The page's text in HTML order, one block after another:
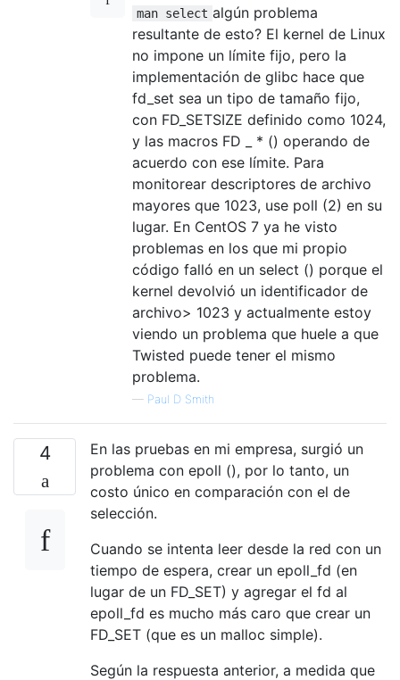
man select algún problema
resultante de esto? El kernel de Linux
no impone un límite fijo, pero la
implementación de glibc hace que
fd_set sea un tipo de tamaño fijo,
con FD_SETSIZE definido como 1024,
y las macros FD _ * () operando de
acuerdo con ese límite. Para
monitorear descriptores de archivo
mayores que 1023, use poll (2) en su
lugar. En CentOS 7 ya he visto
problemas en los que mi propio
código falló en un select () porque el
kernel devolvió un identificador de
archivo> 1023 y actualmente estoy
viendo un problema que huele a que
Twisted puede tener el mismo
problema.
— Paul D Smith
4
En las pruebas en mi empresa, surgió un
problema con epoll (), por lo tanto, un
costo único en comparación con el de
selección.
Cuando se intenta leer desde la red con un
tiempo de espera, crear un epoll_fd (en
lugar de un FD_SET) y agregar el fd al
epoll_fd es mucho más caro que crear un
FD_SET (que es un malloc simple).
Según la respuesta anterior, a medida que